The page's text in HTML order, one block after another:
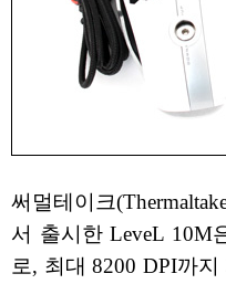
써멀테이크
서 출시한 LeveL 10M
로, 최대 8200 DPI까